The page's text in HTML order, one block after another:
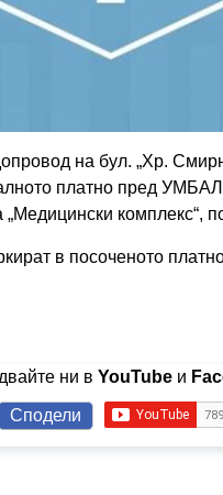
на бул. „Хр.
платно пред
комплекс“,
в посоченото
ни вYouTube и
Сподели